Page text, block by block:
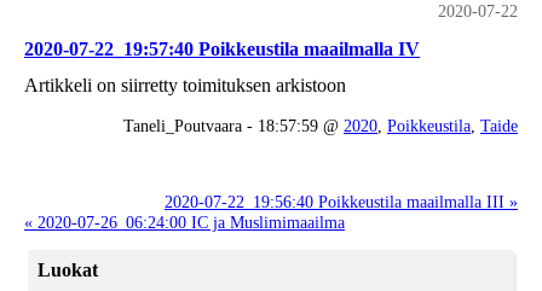
2020-07-22
2020-07-22_19:57:40 Poikkeustila maailmalla IV
Artikkeli on siirretty toimituksen arkistoon
Taneli_Poutvaara - 18:57:59 @ 2020 Poikkeustila Taide
2020-07-22_19:56:40 Poikkeustila maailmalla III »
« 2020-07-26_06:24:00 IC ja Muslimimaailma
Luokat